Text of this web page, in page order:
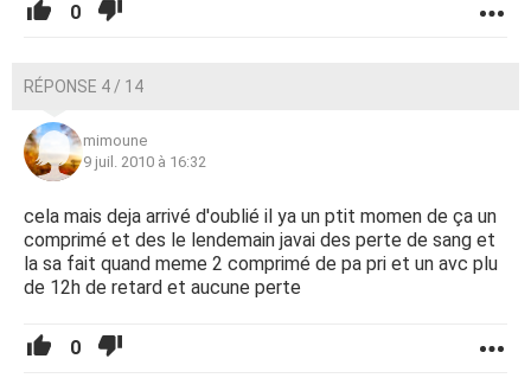
0
RÉPONSE 4 / 14
mimoune
9 juil. 2010 à 16:32
cela mais deja arrivé d'oublié il ya un ptit momen de ça un
comprimé et des le lendemain javai des perte de sang et
la sa fait quand meme 2 comprimé de pa pri et un avc plu
de 12h de retard et aucune perte
0